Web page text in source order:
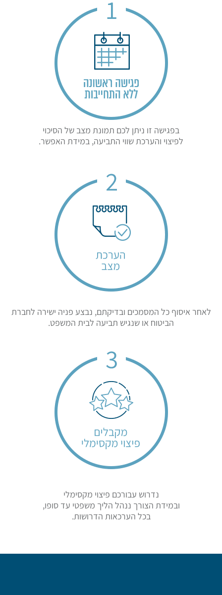
בפגישה זו ניתן לכם תמונת מצב של הסיכוי
לפיצוי והערכת שווי התביעה, במידת האפשר.
לאחר איסוף כל המסמכים ובדיקתם, נבצע פניה ישירה לחברת
הביטוח או שנגיש תביעה לבית המשפט.
נדרוש עבורכם פיצוי מקסימלי
ובמידת הצורך ננהל הליך משפטי עד סופו,
בכל הערכאות הדרושות.